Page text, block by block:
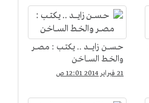
حــســــن زايــــــد .. يـكتــب : مـصـــر
والخــط الســـاخـن
21 فبراير 2014 12:01 ص